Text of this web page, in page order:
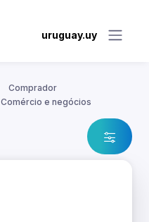
uruguay.uy
Comprador
Comércio e negócios